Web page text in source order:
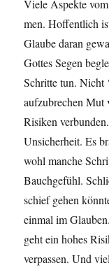
Viele Aspek­te
men. Hof­fentlich
Glaube daran
Gottes Segen
Schritte tun. Nicht
aufzubrechen Mut
Risiken
Unsicher­heit. Es
wohl manche
Bauchge­fühl.
schief gehen
ein­mal im
geht ein hohes
ver­passen. Und